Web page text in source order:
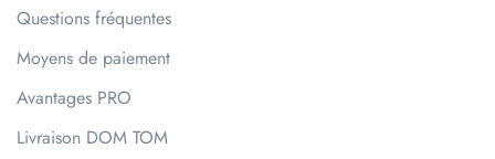
Questions fréquentes
Moyens de paiement
Avantages PRO
Livraison DOM TOM